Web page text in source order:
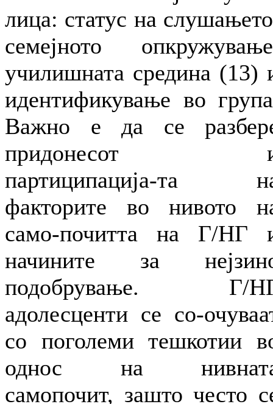
лица: статус на
семејното
училишната средина (13)
идентификување во
Важно е да се
придонесот
партиципација-та
факторите во нивото
само-почитта на Г/НГ
начините за
подобрување. Г/
адолесценти се со-
со поголеми тешкотии
однос на
самопочит, зашто често